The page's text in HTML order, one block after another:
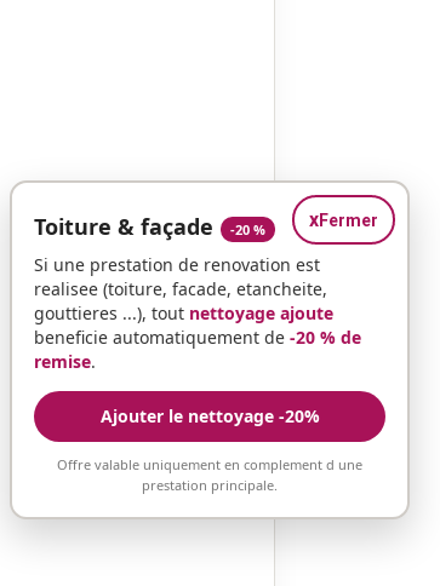
xFermer
Toiture & façade -20 %
Si une prestation de renovation est
realisee (toiture, facade, etancheite,
gouttieres ...), tout nettoyage ajoute
beneficie automatiquement de -20 % de
remise.
Ajouter le nettoyage -20%
Offre valable uniquement en complement d une
prestation principale.